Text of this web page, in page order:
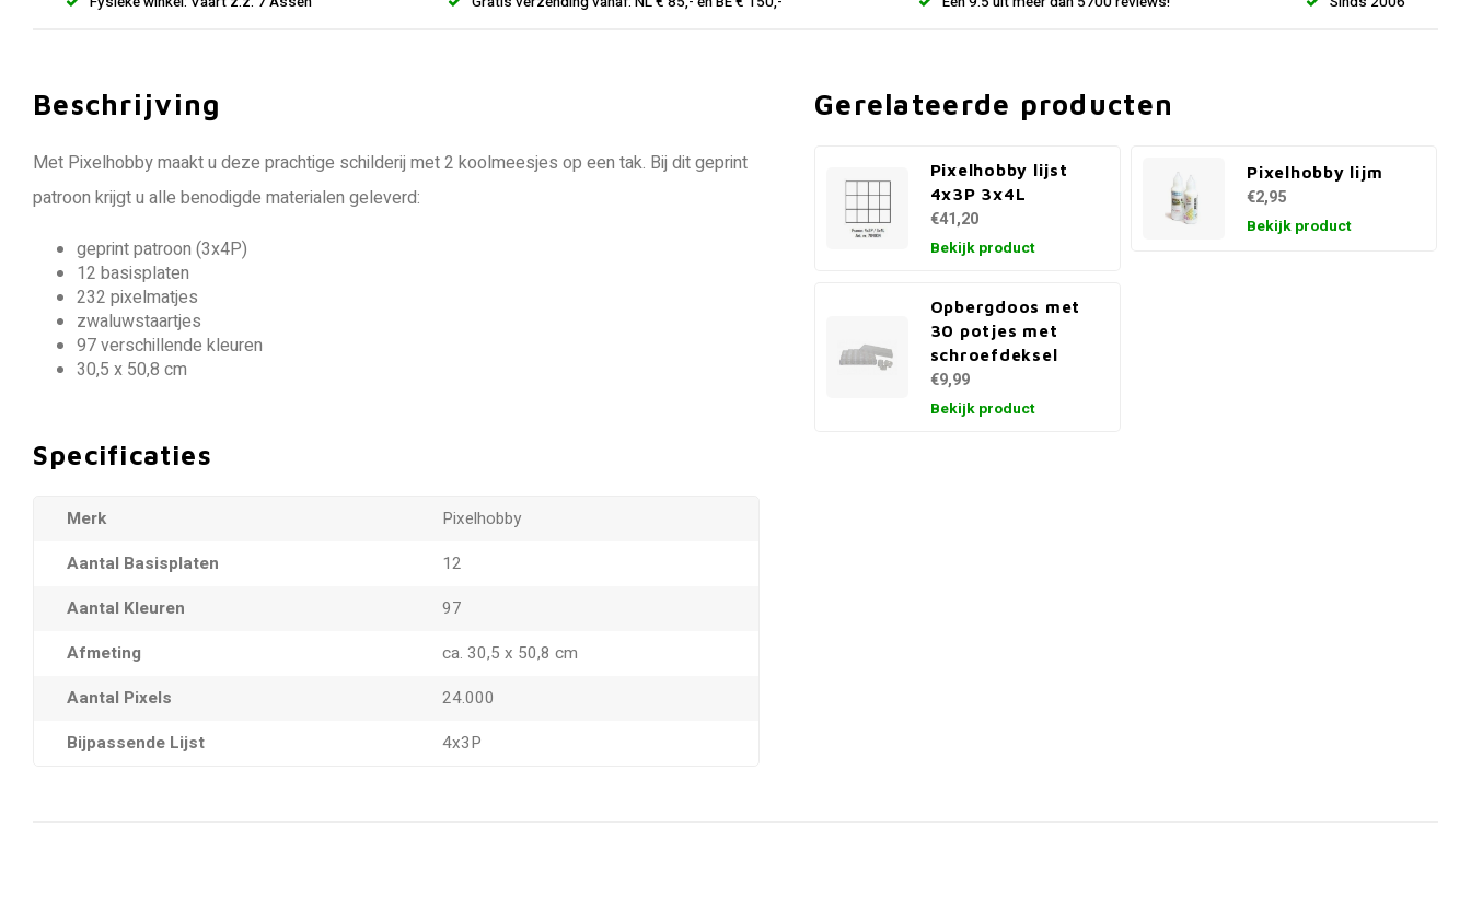
Beschrijving
Met Pixelhobby maakt u deze prachtige schilderij met 2 koolmeesjes op een tak. Bij dit geprint
patroon krijgt u alle benodigde materialen geleverd:
geprint patroon (3x4P)
12 basisplaten
232 pixelmatjes
zwaluwstaartjes
97 verschillende kleuren
30,5 x 50,8 cm
Specificaties
Merk
Pixelhobby
Aantal Basisplaten
12
Aantal Kleuren
97
Afmeting
ca. 30,5 x 50,8 cm
Aantal Pixels
24.000
Bijpassende Lijst
4x3P
Gerelateerde producten
Pixelhobby lijst
4x3P 3x4L
€41,20
Bekijk product
Pixelhobby lijm
€2,95
Bekijk product
Opbergdoos met
30 potjes met
schroefdeksel
€9,99
Bekijk product